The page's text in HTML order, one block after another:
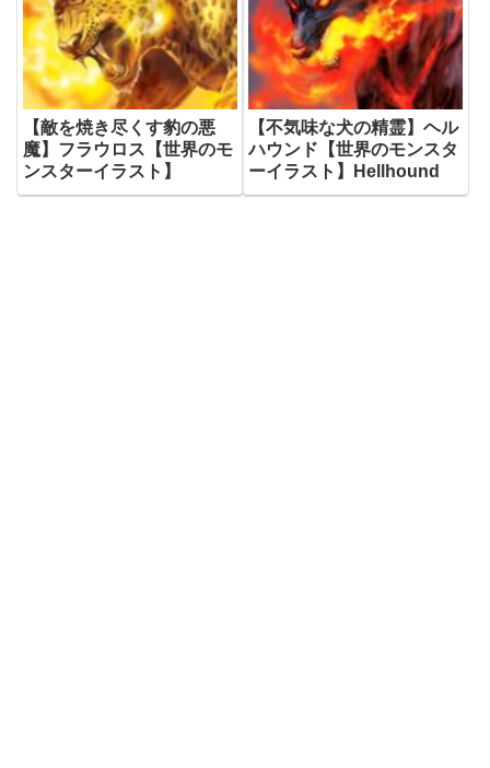
【敵を焼き尽くす豹の悪
魔】フラウロス【世界のモ
ンスターイラスト】
【不気味な犬の精霊】ヘル
ハウンド【世界のモンスタ
ーイラスト】Hellhound